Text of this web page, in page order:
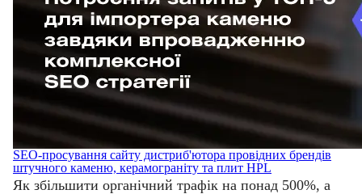
SEO-просування сайту дистриб'ютора провідних брендів
штучного каменю, керамограніту та плит HPL
Як збільшити органічний трафік на понад 500%, а